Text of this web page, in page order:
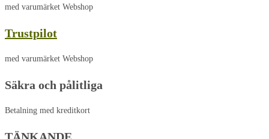
med varumärket Webshop
Trustpilot
med varumärket Webshop
Säkra och pålitliga
Betalning med kreditkort